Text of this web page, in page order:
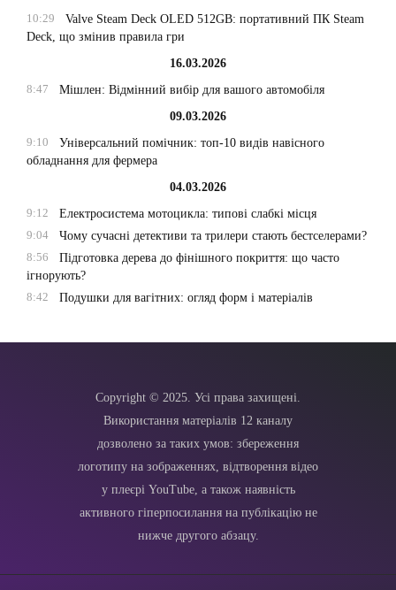
10:29
Valve Steam Deck OLED 512GB: портативний ПК Steam
Deck, що змінив правила гри
16.03.2026
8:47
Мішлен: Відмінний вибір для вашого автомобіля
09.03.2026
9:10
Універсальний помічник: топ-10 видів навісного
обладнання для фермера
04.03.2026
9:12
Електросистема мотоцикла: типові слабкі місця
9:04
Чому сучасні детективи та трилери стають бестселерами?
8:56
Підготовка дерева до фінішного покриття: що часто
ігнорують?
8:42
Подушки для вагітних: огляд форм і матеріалів
Copyright © 2025. Усі права захищені.
Використання матеріалів 12 каналу
дозволено за таких умов: збереження
логотипу на зображеннях, відтворення відео
у плеєрі YouTube, а також наявність
активного гіперпосилання на публікацію не
нижче другого абзацу.